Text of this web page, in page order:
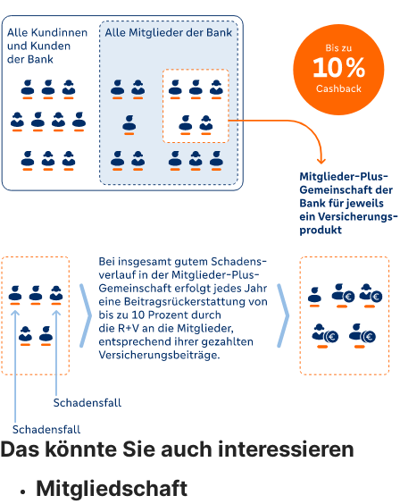
Das könnte Sie auch interessieren
Mitgliedschaft